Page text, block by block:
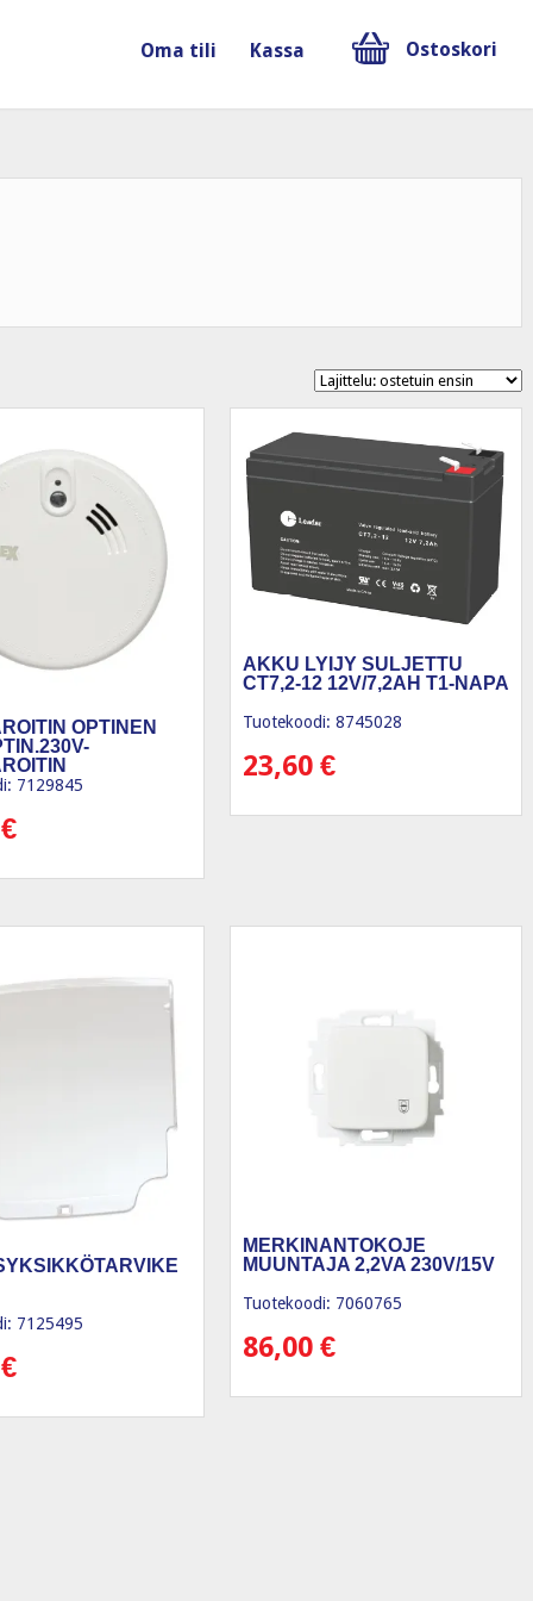
Oma tili Kassa Ostoskori
OPTINEN
7129845
€
AKKU LYIJY SULJETTU
CT7,2-12 12V/7,2AH T1-NAPA
Tuotekoodi: 8745028
23,60 €
7125495
€
MERKINANTOKOJE
MUUNTAJA 2,2VA 230V/15V
Tuotekoodi: 7060765
86,00 €